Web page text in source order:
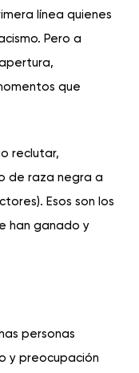
línea quienes
Pero a
que
reclutar,
de raza negra a
Esos son los
han ganado y
personas
y preocupación